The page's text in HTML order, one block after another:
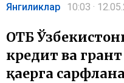
Янгиликлар 10:03 ·
ОТБ
кредит ва
қаерга